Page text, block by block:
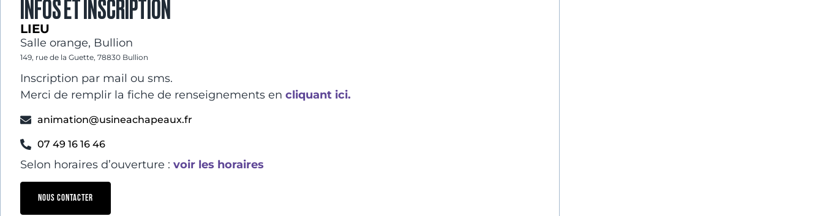
INFOS ET INSCRIPTION
LIEU
Salle orange, Bullion
149, rue de la Guette, 78830 Bullion
Inscription par mail ou sms.
Merci de remplir la fiche de renseignements en cliquant ici.
animation@usineachapeaux.fr
07 49 16 16 46
Selon horaires d’ouverture : voir les horaires
NOUS CONTACTER